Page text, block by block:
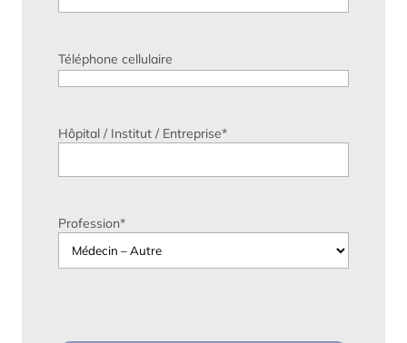
Téléphone cellulaire
Hôpital / Institut / Entreprise*
Profession*